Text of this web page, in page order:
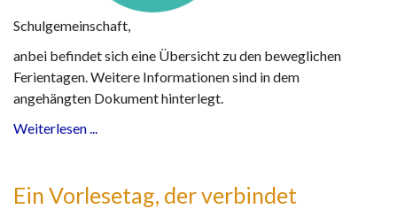
Schulgemeinschaft,
anbei befindet sich eine Übersicht zu den beweglichen
Ferientagen. Weitere Informationen sind in dem
angehängten Dokument hinterlegt.
Weiterlesen ...
Ein Vorlesetag, der verbindet